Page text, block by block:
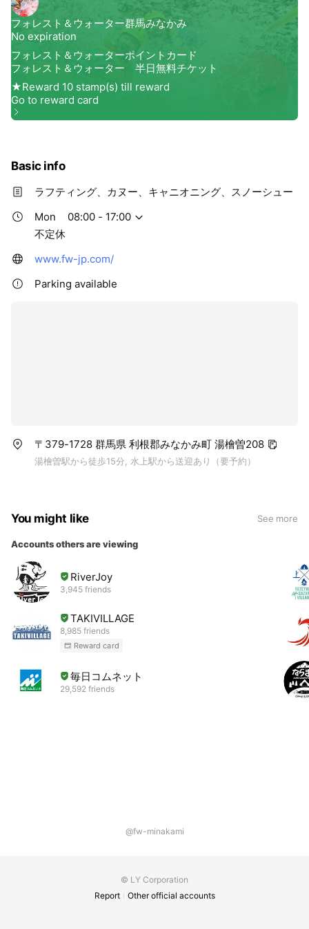
Basic info
ラフティング、カヌー、キャニオニング、スノーシュー
Mon
08:00 - 17:00
不定休
www.fw-jp.com/
Parking available
〒379-1728 群馬県 利根郡みなかみ町 湯檜曽208
湯檜曽駅から徒歩15分, 水上駅から送迎あり（要予約）
You might like See more
Accounts others are viewing
RiverJoy
3,945 friends
TAKIVILLAGE
8,985 friends
Reward card
毎日コムネット
29,592 friends
@fw-minakami
© LY Corporation
Report
Other official accounts